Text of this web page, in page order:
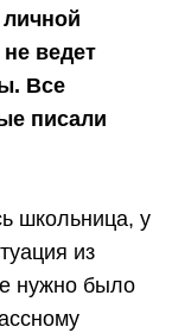
ведет
Все
писали
школьница, у
из
нужно было